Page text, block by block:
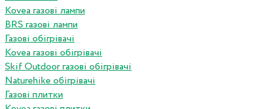
Kovea газові лампи
BRS газові лампи
Газові обігрівачі
Kovea газові обігрівачі
Skif Outdoor газові обігрівачі
Naturehike обігрівачі
Газові плитки